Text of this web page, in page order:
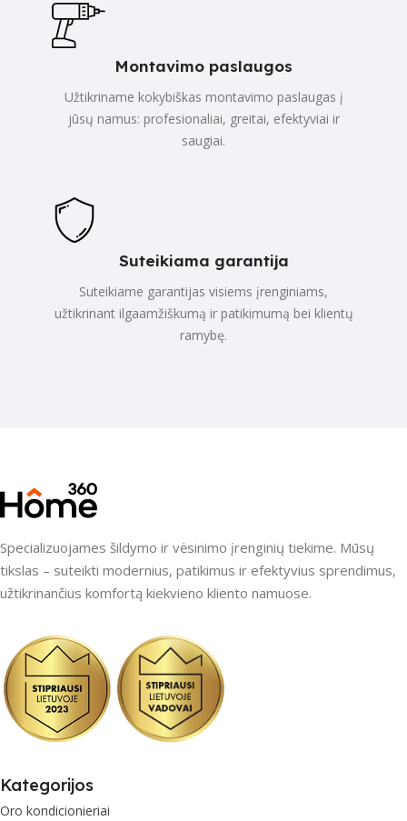
Montavimo paslaugos
Užtikriname kokybiškas montavimo paslaugas į
jūsų namus: profesionaliai, greitai, efektyviai ir
saugiai.
Suteikiama garantija
Suteikiame garantijas visiems įrenginiams,
užtikrinant ilgaamžiškumą ir patikimumą bei klientų
ramybę.
Specializuojames šildymo ir vėsinimo įrenginių tiekime. Mūsų
tikslas – suteikti modernius, patikimus ir efektyvius sprendimus,
užtikrinančius komfortą kiekvieno kliento namuose.
Kategorijos
Oro kondicionieriai